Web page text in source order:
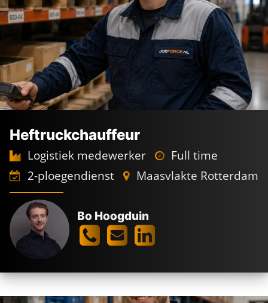
Heftruckchauffeur
Logistiek medewerker
Full time
2-ploegendienst
Maasvlakte Rotterdam
Bo Hoogduin